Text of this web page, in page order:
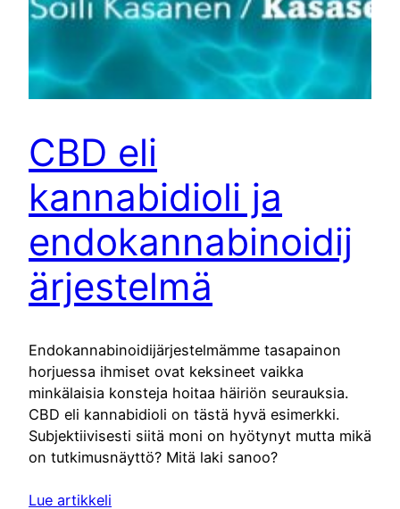
CBD eli
kannabidioli ja
endokannabinoidij
ärjestelmä
Endokannabinoidijärjestelmämme tasapainon
horjuessa ihmiset ovat keksineet vaikka
minkälaisia konsteja hoitaa häiriön seurauksia.
CBD eli kannabidioli on tästä hyvä esimerkki.
Subjektiivisesti siitä moni on hyötynyt mutta mikä
on tutkimusnäyttö? Mitä laki sanoo?
Lue artikkeli